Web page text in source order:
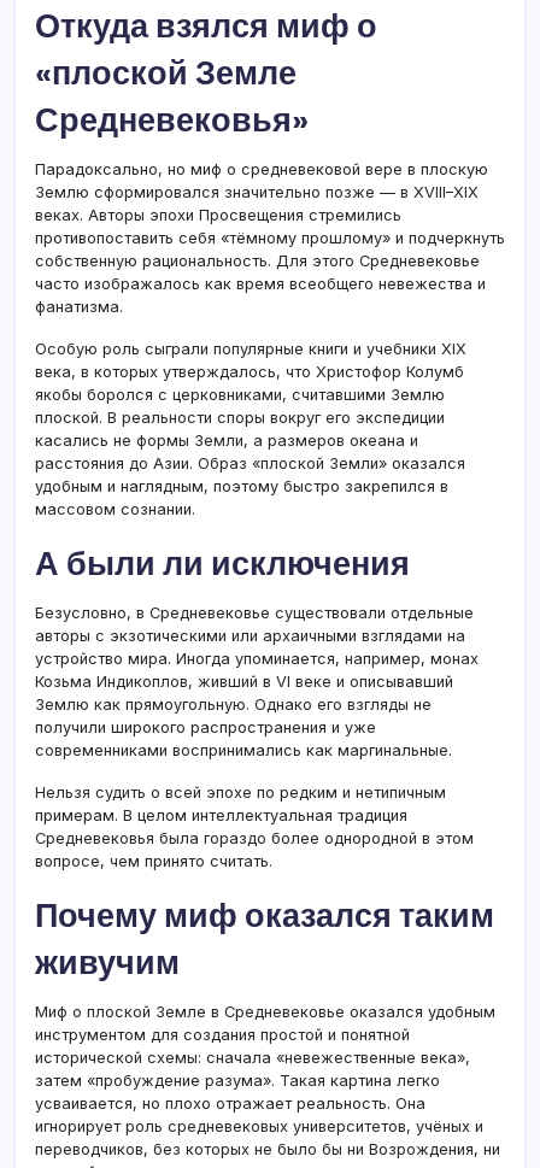
Откуда взялся миф о
«плоской Земле
Средневековья»
Парадоксально, но миф о средневековой вере в плоскую
Землю сформировался значительно позже — в XVIII–XIX
веках. Авторы эпохи Просвещения стремились
противопоставить себя «тёмному прошлому» и подчеркнуть
собственную рациональность. Для этого Средневековье
часто изображалось как время всеобщего невежества и
фанатизма.
Особую роль сыграли популярные книги и учебники XIX
века, в которых утверждалось, что Христофор Колумб
якобы боролся с церковниками, считавшими Землю
плоской. В реальности споры вокруг его экспедиции
касались не формы Земли, а размеров океана и
расстояния до Азии. Образ «плоской Земли» оказался
удобным и наглядным, поэтому быстро закрепился в
массовом сознании.
А были ли исключения
Безусловно, в Средневековье существовали отдельные
авторы с экзотическими или архаичными взглядами на
устройство мира. Иногда упоминается, например, монах
Козьма Индикоплов, живший в VI веке и описывавший
Землю как прямоугольную. Однако его взгляды не
получили широкого распространения и уже
современниками воспринимались как маргинальные.
Нельзя судить о всей эпохе по редким и нетипичным
примерам. В целом интеллектуальная традиция
Средневековья была гораздо более однородной в этом
вопросе, чем принято считать.
Почему миф оказался таким
живучим
Миф о плоской Земле в Средневековье оказался удобным
инструментом для создания простой и понятной
исторической схемы: сначала «невежественные века»,
затем «пробуждение разума». Такая картина легко
усваивается, но плохо отражает реальность. Она
игнорирует роль средневековых университетов, учёных и
переводчиков, без которых не было бы ни Возрождения, ни